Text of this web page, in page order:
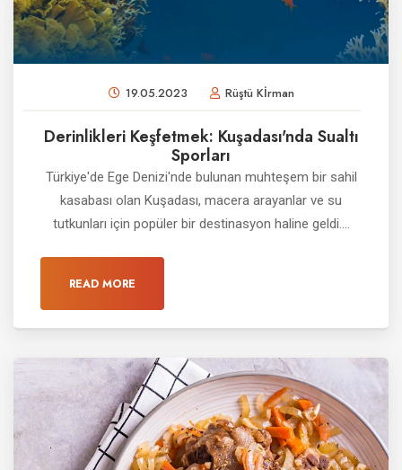
19.05.2023 Rüştü Kİrman
Derinlikleri Keşfetmek: Kuşadası'nda Sualtı
Sporları
Türkiye'de Ege Denizi'nde bulunan muhteşem bir sahil
kasabası olan Kuşadası, macera arayanlar ve su
tutkunları için popüler bir destinasyon haline geldi....
READ MORE